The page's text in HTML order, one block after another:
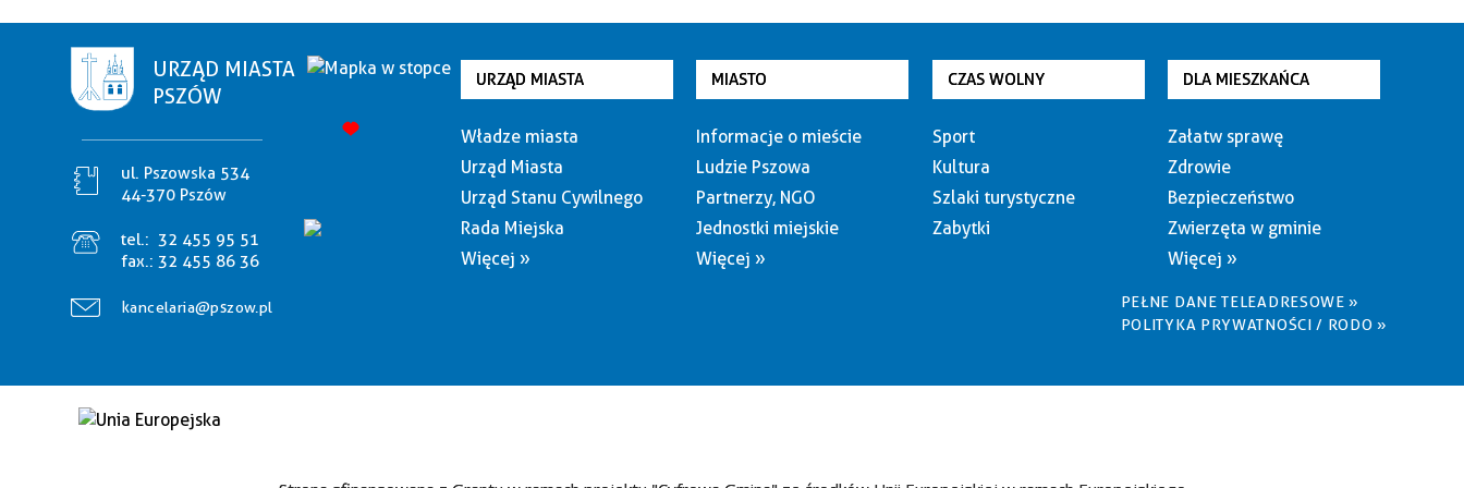
URZĄD MIASTA
PSZÓW
ul. Pszowska 534
44-370 Pszów
tel.: 32 455 95 51
fax.: 32 455 86 36
kancelaria@pszow.pl
URZĄD MIASTA
Władze miasta
Urząd Miasta
Urząd Stanu Cywilnego
Rada Miejska
Więcej »
MIASTO
Informacje o mieście
Ludzie Pszowa
Partnerzy, NGO
Jednostki miejskie
Więcej »
CZAS WOLNY
Sport
Kultura
Szlaki turystyczne
Zabytki
DLA MIESZKAŃCA
Załatw sprawę
Zdrowie
Bezpieczeństwo
Zwierzęta w gminie
Więcej »
PEŁNE DANE TELEADRESOWE »
POLITYKA PRYWATNOŚCI / RODO »